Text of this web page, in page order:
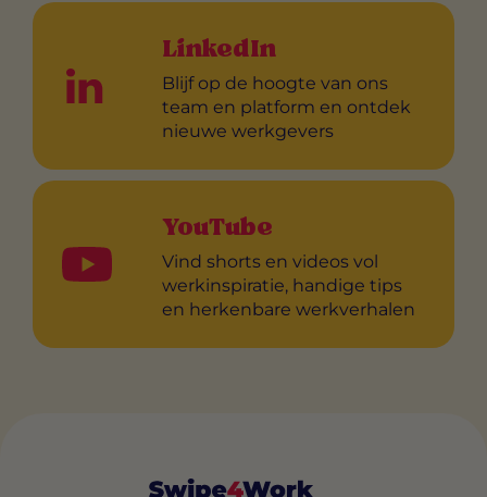
LinkedIn
Blijf op de hoogte van ons
team en platform en ontdek
nieuwe werkgevers
YouTube
Vind shorts en videos vol
werkinspiratie, handige tips
en herkenbare werkverhalen